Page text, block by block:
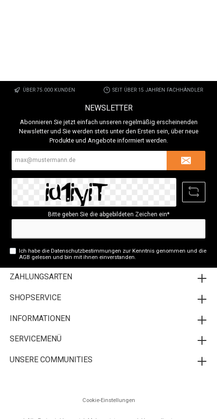
ÜBER 75.000 KUNDEN SEIT ÜBER 15 JAHREN FACHHÄNDLER
NEWSLETTER
Abonnieren Sie jetzt einfach unseren regelmäßig erscheinenden
Newsletter und Sie werden stets unter den Ersten sein, über neue
Produkte und Angebote informiert werden.
Bitte geben Sie die abgebildeten Zeichen ein*
Ich habe dieDatenschutzbestimmungen zur Kenntnis genommen und die
AGB gelesen und bin mit ihnen einverstanden.
ZAHLUNGSARTEN
SHOPSERVICE
INFORMATIONEN
SERVICEMENÜ
UNSERE COMMUNITIES
Cookie-Einstellungen